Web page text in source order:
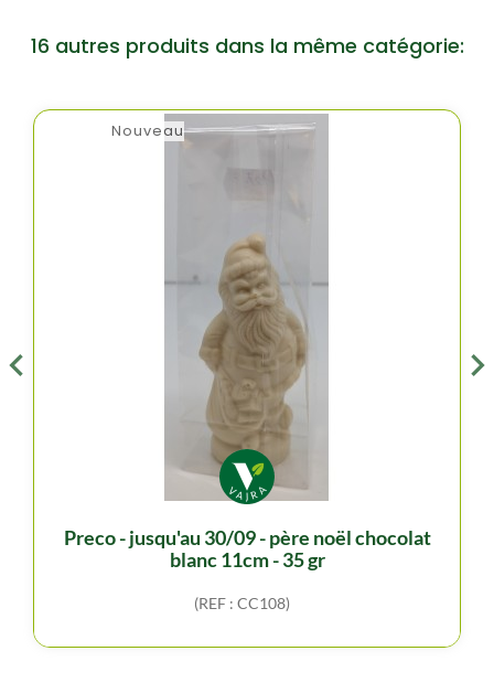
16 autres produits dans la même catégorie:
Nouveau
preco - jusqu'au 30/09 - père noël chocolat
blanc 11cm - 35 gr
(REF : CC108)